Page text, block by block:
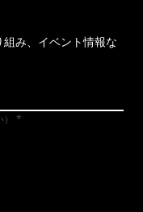
み、イベント情報な